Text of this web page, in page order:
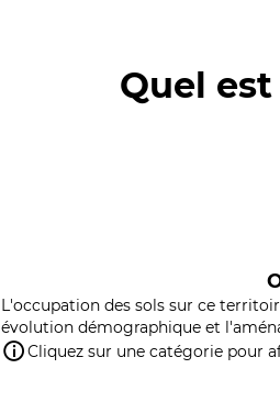
Quel
L'occupation des sols sur ce
évolution démographique et
Cliquez sur une catégorie pour